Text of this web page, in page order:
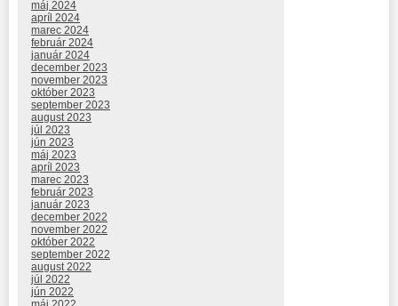
máj 2024
apríl 2024
marec 2024
február 2024
január 2024
december 2023
november 2023
október 2023
september 2023
august 2023
júl 2023
jún 2023
máj 2023
apríl 2023
marec 2023
február 2023
január 2023
december 2022
november 2022
október 2022
september 2022
august 2022
júl 2022
jún 2022